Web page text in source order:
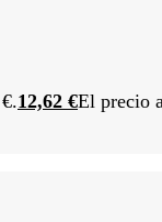
12,62 €El precio